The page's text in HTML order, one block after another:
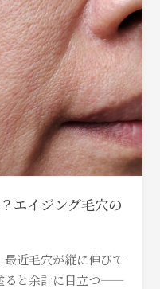
エイジング毛穴の
近毛穴が縦に伸びて
ると余計に目立つ——